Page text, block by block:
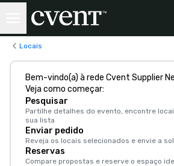
Locais
Bem-vindo(a) à rede Cvent Supplier
Veja como começar:
Pesquisar
Partilhe detalhes do evento, encontre
sua lista
Enviar pedido
Reveja os locais selecionados e envie a
Reservas
Compare propostas e reserve o espaço